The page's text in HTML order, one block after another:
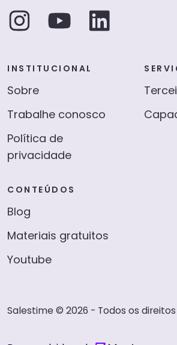
INSTITUCIONAL
Sobre
Trabalhe conosco
Política de
privacidade
CONTEÚDOS
Blog
Materiais gratuitos
Youtube
Salestime © 2026 - Todos os